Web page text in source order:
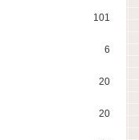
101
6
20
20